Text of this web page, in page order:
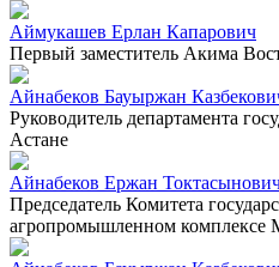
Аймукашев Ерлан Капарович
Первый заместитель Акима
Айнабеков Бауыржан
Руководитель департамента
Астане
Айнабеков Ержан
Председатель Комитета
агропромышленном